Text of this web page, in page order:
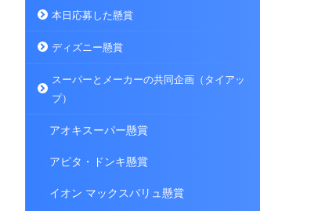
本日応募した懸賞
ディズニー懸賞
スーパーとメーカーの共同企画（タイアッ
プ）
アオキスーパー懸賞
アピタ・ドンキ懸賞
イオン マックスバリュ懸賞